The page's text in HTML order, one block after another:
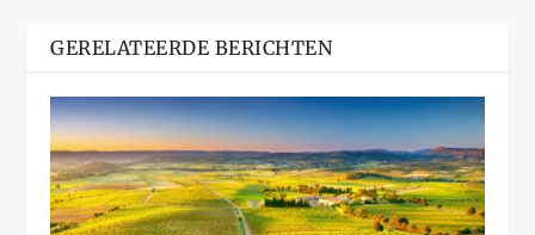
GERELATEERDE BERICHTEN